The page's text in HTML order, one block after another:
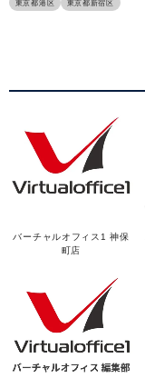
東京都港区
東京都新宿区
バーチャルオフィス1 神保
町店